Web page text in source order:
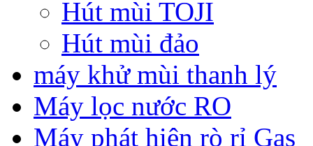
Hút mùi TOJI
Hút mùi đảo
máy khử mùi thanh lý
Máy lọc nước RO
Máy phát hiện rò rỉ Gas